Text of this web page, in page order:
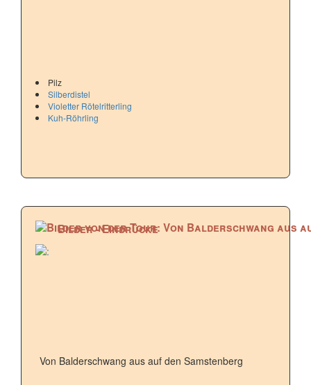
Pilz
Silberdistel
Violetter Rötelritterling
Kuh-Röhrling
Bilder - Eindrücke
Von Balderschwang aus auf den Samstenberg